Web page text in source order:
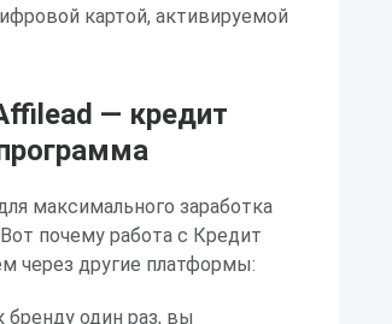
картой, активируемой
— кредит
максимального заработка
почему работа с Кредит
через другие платформы:
один раз, вы